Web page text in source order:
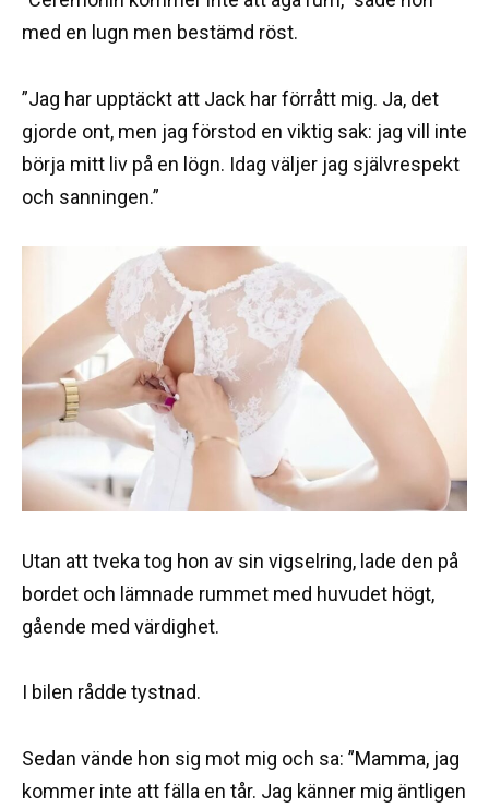
med en lugn men bestämd röst.
”Jag har upptäckt att Jack har förrått mig. Ja, det
gjorde ont, men jag förstod en viktig sak: jag vill inte
börja mitt liv på en lögn. Idag väljer jag självrespekt
och sanningen.”
Utan att tveka tog hon av sin vigselring, lade den på
bordet och lämnade rummet med huvudet högt,
gående med värdighet.
I bilen rådde tystnad.
Sedan vände hon sig mot mig och sa: ”Mamma, jag
kommer inte att fälla en tår. Jag känner mig äntligen